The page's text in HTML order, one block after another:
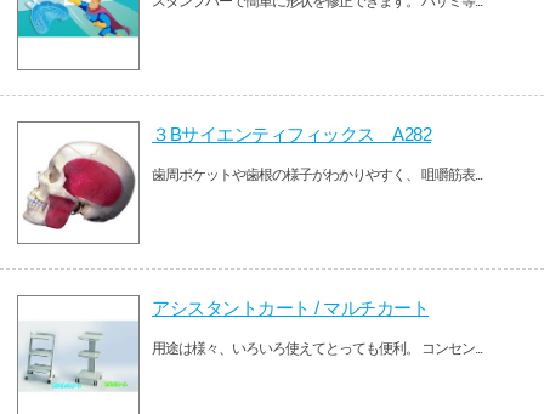
３Bサイエンティフィックス A282
歯周ポケットや歯根の様子がわかりやすく、 咀嚼筋表...
アシスタントカート / マルチカート
用途は様々、いろいろ使えてとっても便利。 コンセン...